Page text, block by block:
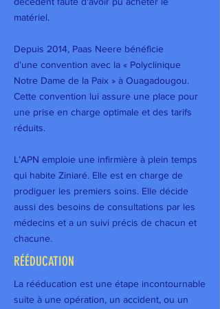
matériel.
Depuis 2014, Paas Neere bénéficie
d'une convention avec la « Polyclinique
Notre Dame de la Paix » à Ouagadougou.
Cette convention lui assure une place pour
une prise en charge optimale et des tarifs
réduits.
L’APN emploie une infirmière à plein temps
qui habite Ziniaré. Elle est en charge de
prodiguer les premiers soins. Elle décide
aussi des besoins de consultations par les
médecins et a un suivi précis de chacun et
chacune.
RÉÉDUCATION
La rééducation est une étape incontournable
suite à une opération, un accident, ou un